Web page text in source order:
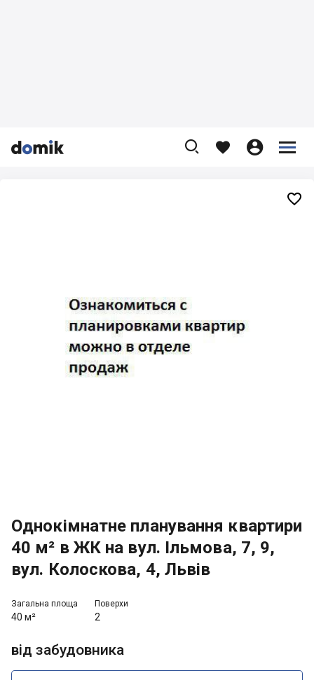


    


Однокімнатне планування квартири
40 м² в ЖК на вул. Ільмова, 7, 9,
вул. Колоскова, 4, Львів
Загальна площа
40 м²
Поверхи
2
від забудовника
